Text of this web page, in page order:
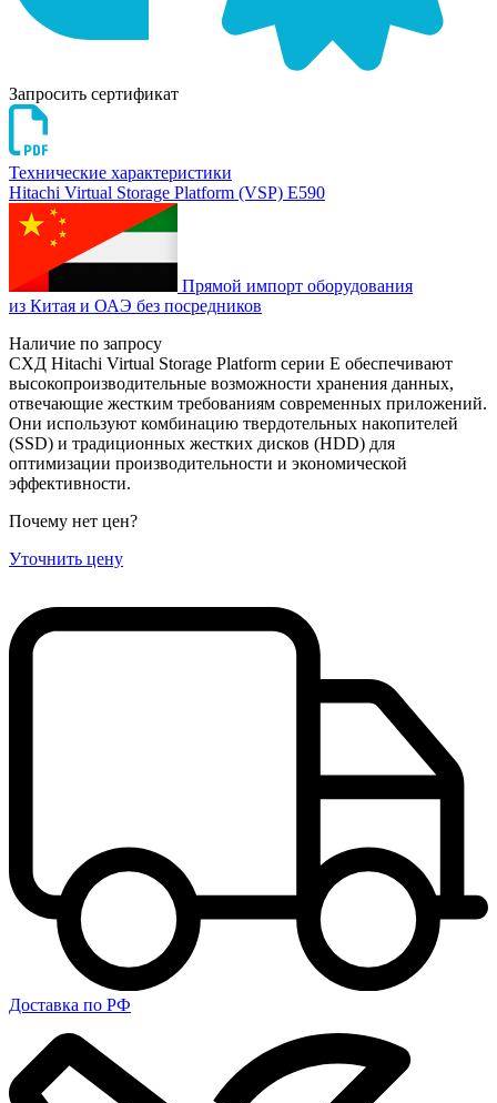
Запросить сертификат
Технические характеристики
Hitachi Virtual Storage Platform (VSP) E590
Прямой импорт оборудования
из Китая и ОАЭ без посредников
Наличие по запросу
СХД Hitachi Virtual Storage Platform серии E обеспечивают
высокопроизводительные возможности хранения данных,
отвечающие жестким требованиям современных приложений.
Они используют комбинацию твердотельных накопителей
(SSD) и традиционных жестких дисков (HDD) для
оптимизации производительности и экономической
эффективности.
Почему нет цен?
Уточнить цену
Доставка по РФ